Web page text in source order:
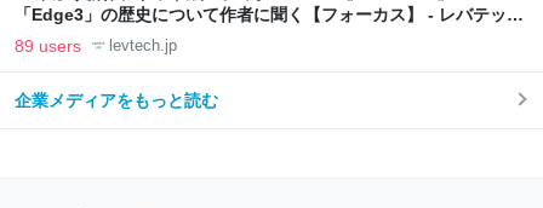
「Edge3」の歴史について作者に聞く【フォーカス】 - レバテック
LAB
89 users levtech.jp
企業メディアをもっと読む